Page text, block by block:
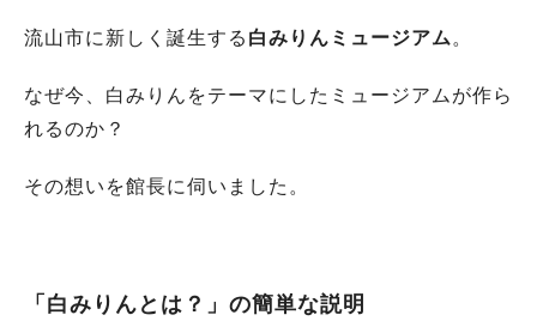
流山市に新しく誕生する 白みりんミュージアム 。
なぜ今、白みりんをテーマにしたミュージアムが作ら
れるのか？
その想いを館長に伺いました。
「白みりんとは？」の簡単な説明